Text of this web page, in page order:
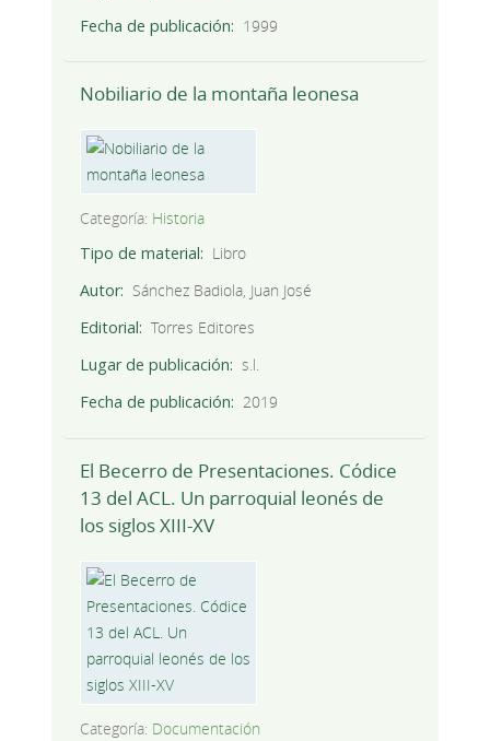
Fecha de publicación
1999
Nobiliario de la montaña leonesa
Categoría: Historia
Tipo de material
Libro
Autor
Sánchez Badiola, Juan José
Editorial
Torres Editores
Lugar de publicación
s.l.
Fecha de publicación
2019
El Becerro de Presentaciones. Códice
13 del ACL. Un parroquial leonés de
los siglos XIII-XV
Categoría: Documentación